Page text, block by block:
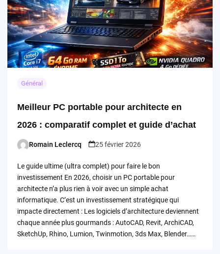
Général
Meilleur PC portable pour architecte en
2026 : comparatif complet et guide d’achat
Posted
Romain Leclercq 25 février 2026
Le guide ultime (ultra complet) pour faire le bon
investissement En 2026, choisir un PC portable pour
architecte n’a plus rien à voir avec un simple achat
informatique. C’est un investissement stratégique qui
impacte directement : Les logiciels d’architecture deviennent
chaque année plus gourmands : AutoCAD, Revit, ArchiCAD,
SketchUp, Rhino, Lumion, Twinmotion, 3ds Max, Blender……